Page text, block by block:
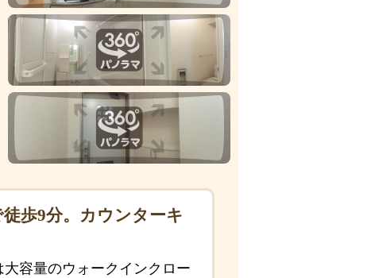
歩9分。カウンターキ
容量のウォークインクロー